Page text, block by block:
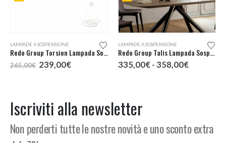
LAMPADE A SOSPENSIONE
Redo Group Torsion Lampada Sospensione LED 55
265,00€ Il
prezzo
239,00€Il
Questo prodotto ha più varianti. Le opzioni possono essere scelte nella pagina del prodotto
LAMPADE A SOSPENSIONE
Redo Group Talis Lampada Sospensione 5 Luci
335,00€ - 358,00€Fascia
Iscriviti alla newsletter
Non perderti tutte le nostre novità e uno sconto extra